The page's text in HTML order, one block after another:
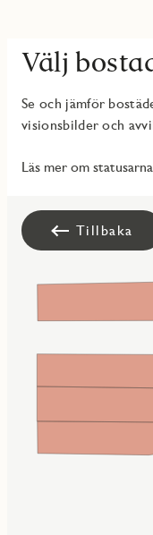
Välj
Se och jämför
visionsbilder och
Läs mer om statusarna
Tillbaka